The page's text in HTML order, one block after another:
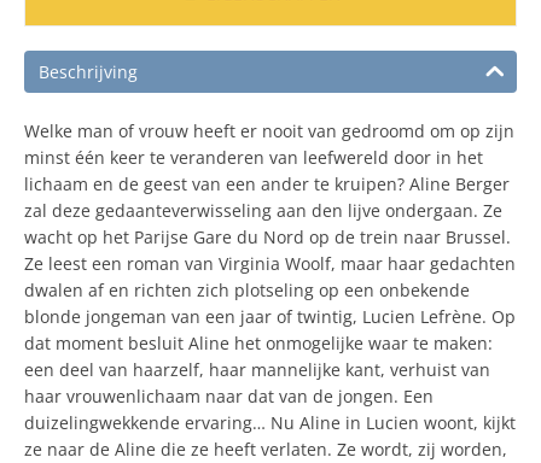
Beschrijving
Welke man of vrouw heeft er nooit van gedroomd om op zijn
minst één keer te veranderen van leefwereld door in het
lichaam en de geest van een ander te kruipen? Aline Berger
zal deze gedaanteverwisseling aan den lijve ondergaan. Ze
wacht op het Parijse Gare du Nord op de trein naar Brussel.
Ze leest een roman van Virginia Woolf, maar haar gedachten
dwalen af en richten zich plotseling op een onbekende
blonde jongeman van een jaar of twintig, Lucien Lefrène. Op
dat moment besluit Aline het onmogelijke waar te maken:
een deel van haarzelf, haar mannelijke kant, verhuist van
haar vrouwenlichaam naar dat van de jongen. Een
duizelingwekkende ervaring… Nu Aline in Lucien woont, kijkt
ze naar de Aline die ze heeft verlaten. Ze wordt, zij worden,